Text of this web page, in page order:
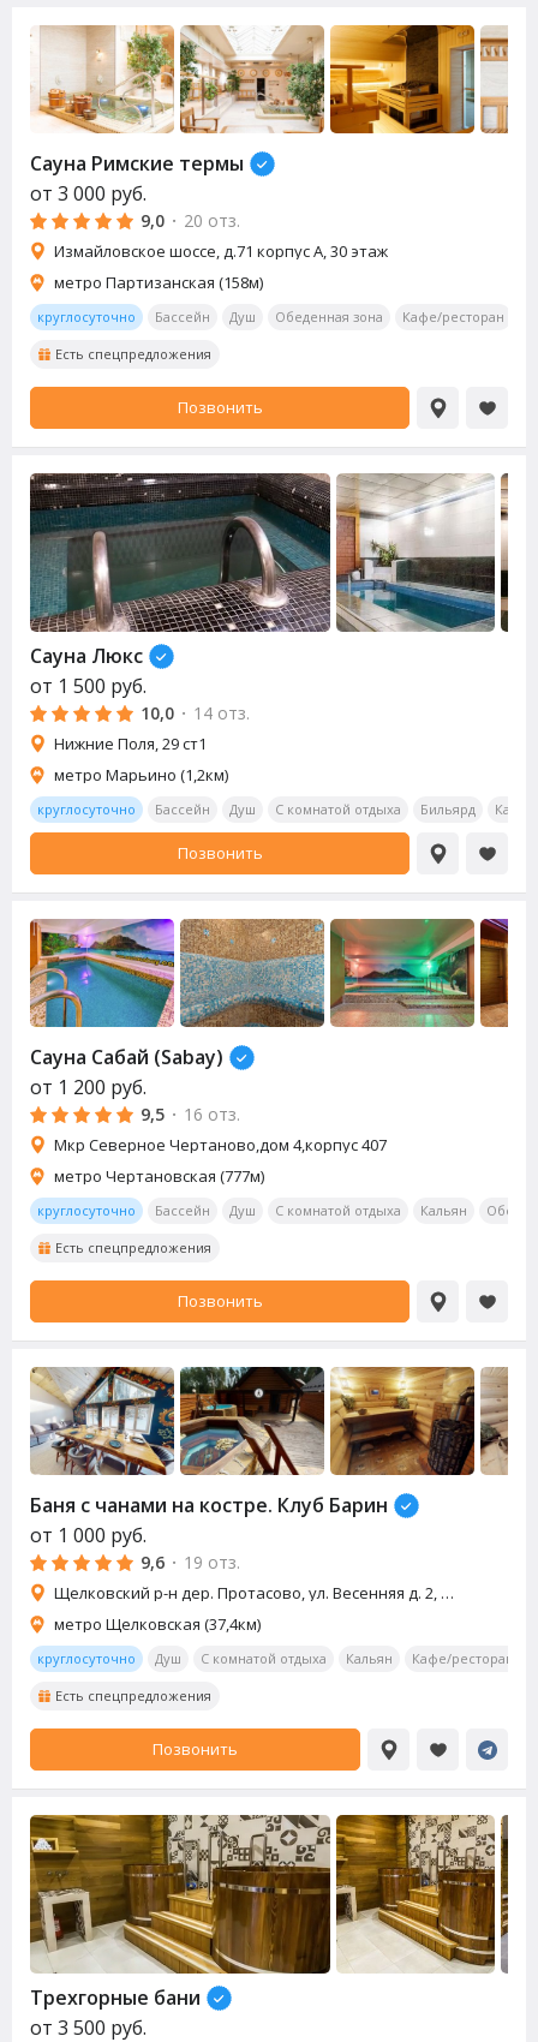
Сауна Римские термы
от 3 000 руб.
9,0 · 20 отз.
Измайловское шоссе, д.71 корпус А, 30 этаж
метро Партизанская (158м)
круглосуточно Бассейн Душ Обеденная зона Кафе/ресторан
Есть спецпредложения
Позвонить
Сауна Люкс
от 1 500 руб.
10,0 · 14 отз.
Нижние Поля, 29 ст1
метро Марьино (1,2км)
круглосуточно Бассейн Душ С комнатой отдыха Бильярд
Позвонить
Сауна Сабай (Sabay)
от 1 200 руб.
9,5 · 16 отз.
Мкр Северное Чертаново,дом 4,корпус 407
метро Чертановская (777м)
круглосуточно Бассейн Душ С комнатой отдыха Кальян
Есть спецпредложения
Позвонить
Баня с чанами на костре. Клуб Барин
от 1 000 руб.
9,6 · 19 отз.
Щелковский р-н дер. Протасово, ул. Весенняя д. 2, д. 4
метро Щелковская (37,4км)
круглосуточно Душ С комнатой отдыха Кальян Кафе/ресторан
Есть спецпредложения
Позвонить
Трехгорные бани
от 3 500 руб.